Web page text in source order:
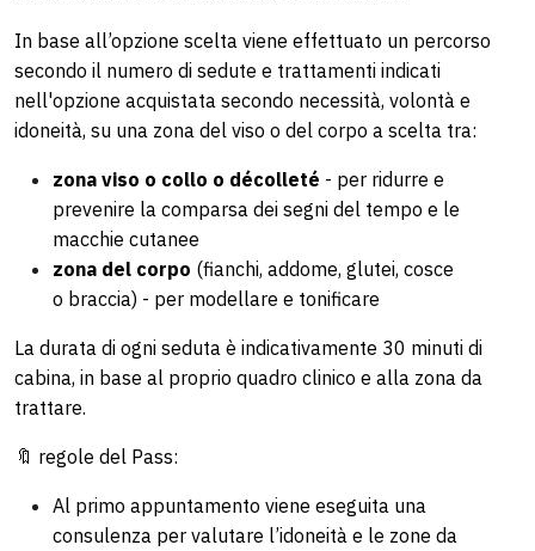
In base all’opzione scelta viene effettuato un percorso
secondo il numero di sedute e trattamenti indicati
nell'opzione acquistata secondo necessità, volontà e
idoneità, su una zona del viso o del corpo a scelta tra:
zona viso o collo o décolleté - per ridurre e
prevenire la comparsa dei segni del tempo e le
macchie cutanee
zona del corpo (fianchi, addome, glutei, cosce
o braccia) - per modellare e tonificare
La durata di ogni seduta è indicativamente 30 minuti di
cabina, in base al proprio quadro clinico e alla zona da
trattare.
🔖 regole del Pass:
Al primo appuntamento viene eseguita una
consulenza per valutare l’idoneità e le zone da